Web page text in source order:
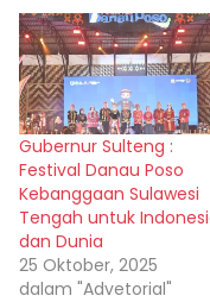
Gubernur Sulteng :
Festival Danau Poso
Kebanggaan Sulawesi
Tengah untuk
dan Dunia
25 Oktober, 2025
dalam "Advetorial"